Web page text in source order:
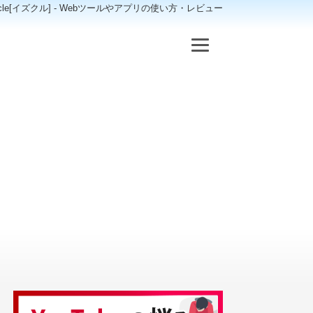
イズクル] - Webツールやアプリの使い方・レビュー